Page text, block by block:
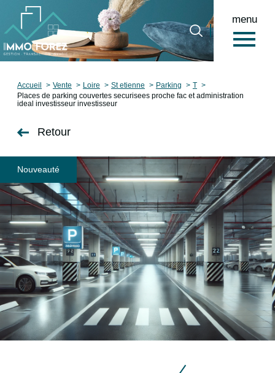
menu
Accueil
0
Accueil Vente Loire St etienne Parking
T
Places de parking couvertes securisees proche fac et administration
ideal investisseur investisseur
Retour
Nouveauté